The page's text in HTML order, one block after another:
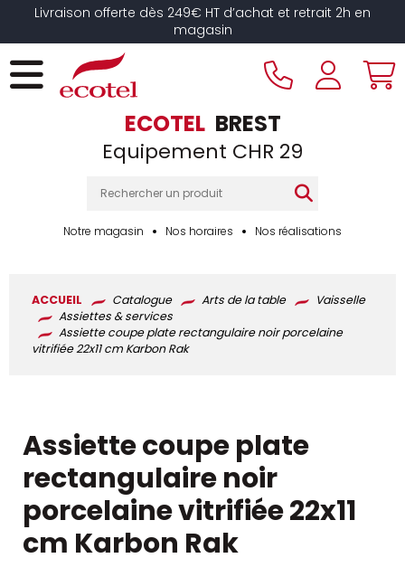
Livraison offerte dès 249€ HT d’achat et retrait 2h en
magasin
ECOTEL BREST
Equipement CHR 29
Notre magasin Nos horaires Nos réalisations
ACCUEIL Catalogue Arts de la table
Vaisselle
Assiettes & services
Assiette coupe plate rectangulaire noir porcelaine
vitrifiée 22x11 cm Karbon Rak
Assiette coupe plate
rectangulaire noir
porcelaine vitrifiée 22x11
cm Karbon Rak
Panneau de gestion des cookies